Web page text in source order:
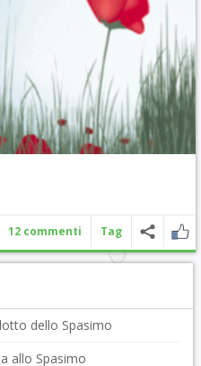
12 commenti Tag
dello Spasimo
allo Spasimo